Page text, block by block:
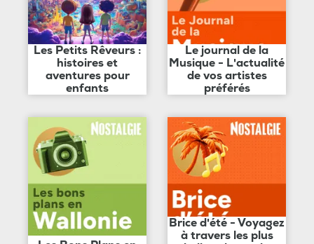
Les Petits Rêveurs :
histoires et
aventures pour
enfants
Le journal de la
Musique - L'actualité
de vos artistes
préférés
Brice d'été - Voyagez
à travers les plus